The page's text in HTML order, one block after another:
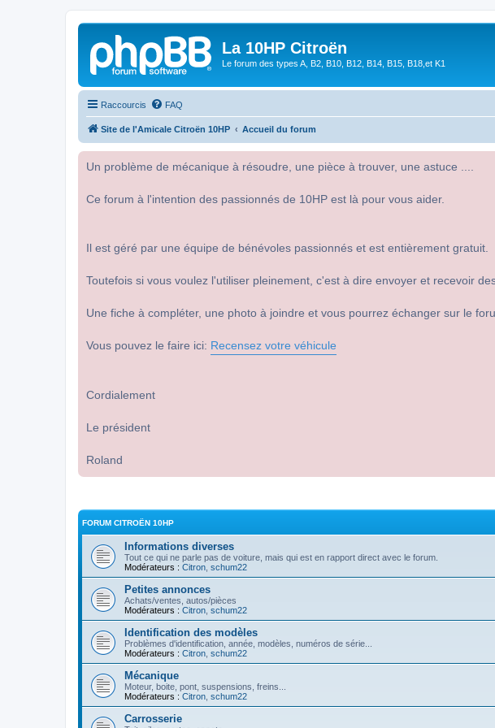
La 10HP Citroën
Le forum des types A, B2, B10, B12, B14, B15, B18,et K1
Raccourcis FAQ
Site de l'Amicale Citroën 10HP Accueil du forum
Un problème de mécanique à résoudre, une pièce à trouver, une astuce ....
Ce forum à l'intention des passionnés de 10HP est là pour vous aider.
Il est géré par une équipe de bénévoles passionnés et est entièrement gratuit.
Toutefois si vous voulez l'utiliser pleinement, c'est à dire envoyer et recevoir
Une fiche à compléter, une photo à joindre et vous pourrez échanger sur le
Vous pouvez le faire ici: Recensez votre véhicule
Cordialement
Le président
Roland
FORUM CITROËN 10HP
Informations diverses
Tout ce qui ne parle pas de voiture, mais qui est en rapport direct avec le forum.
Modérateurs : Citron schum22
Petites annonces
Achats/ventes, autos/pièces
Modérateurs : Citron schum22
Identification des modèles
Problèmes d'identification, année, modèles, numéros de série...
Modérateurs : Citron schum22
Mécanique
Moteur, boite, pont, suspensions, freins...
Modérateurs : Citron schum22
Carrosserie